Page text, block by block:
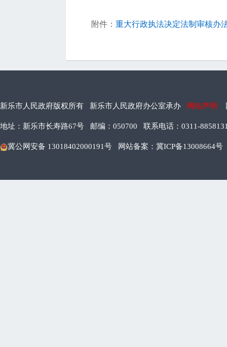
附件： 重大行政执法决定法制审核办